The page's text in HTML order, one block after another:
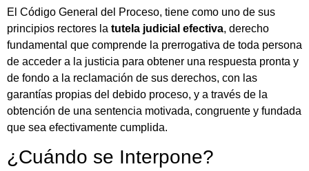
El Código General del Proceso, tiene como uno de sus
principios rectores la tutela judicial efectiva, derecho
fundamental que comprende la prerrogativa de toda persona
de acceder a la justicia para obtener una respuesta pronta y
de fondo a la reclamación de sus derechos, con las
garantías propias del debido proceso, y a través de la
obtención de una sentencia motivada, congruente y fundada
que sea efectivamente cumplida.
¿Cuándo se Interpone?